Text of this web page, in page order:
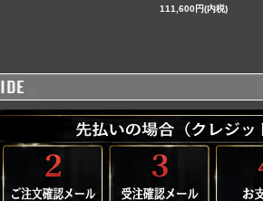
111,600円(内税)